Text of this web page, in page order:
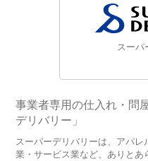
スーパ
事業者専用の仕入れ・問
デリバリー」
スーパーデリバリーは、アパ
業・サービス業など、ありと